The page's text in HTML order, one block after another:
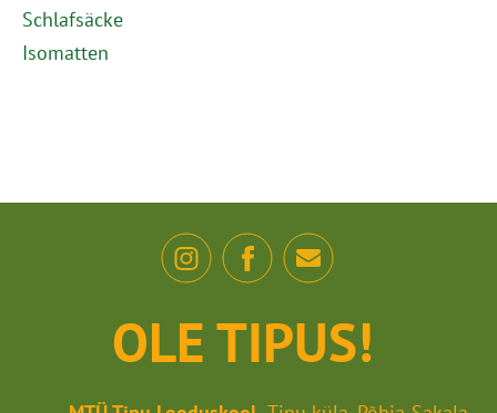
Schlafsäcke
Isomatten
OLE TIPUS!